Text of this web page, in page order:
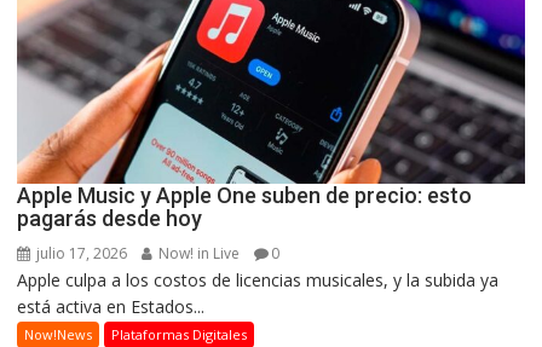
Apple Music y Apple One suben de precio: esto
pagarás desde hoy
julio 17, 2026 Now! in Live 0
Apple culpa a los costos de licencias musicales, y la subida ya
está activa en Estados...
Now!News Plataformas Digitales